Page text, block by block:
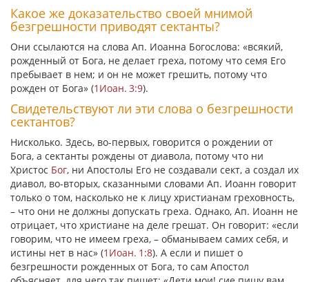
Какое же доказательство своей мнимой
безгрешности приводят сектанты?
Они ссылаются на слова Ап. Иоанна Богослова: «всякий,
рожденный от Бога, не делает греха, потому что семя Его
пребывает в нем; и он не может грешить, потому что
рожден от Бога» (1Иоан. 3:9).
Свидетельствуют ли эти слова о безгрешности
сектантов?
Нисколько. Здесь, во-первых, говорится о рождении от
Бога, а сектанты рождены от диавола, потому что ни
Христос Бог, ни Апостолы Его не создавали сект, а создал их
диавол, во-вторых, сказанными словами Ап. Иоанн говорит
только о том, насколько не к лицу христианам греховность,
– что они не должны допускать греха. Однако, Ап. Иоанн не
отрицает, что христиане на деле грешат. Он говорит: «если
говорим, что не имеем греха, – обманываем самих себя, и
истины нет в нас» (1Иоан. 1:8). А если и пишет о
безгрешности рожденных от Бога, то сам Апостол